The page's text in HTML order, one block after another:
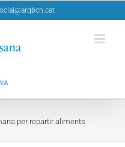
per repartir aliments